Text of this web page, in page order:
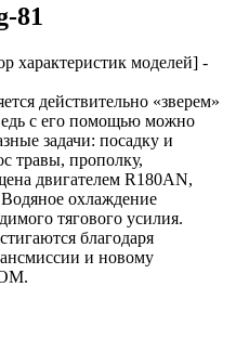
81
действительно «зверем»
с его помощью можно
задачи: посадку и
травы, прополку,
двигателем R180AN,
охлаждение
тягового усилия.
благодаря
и новому